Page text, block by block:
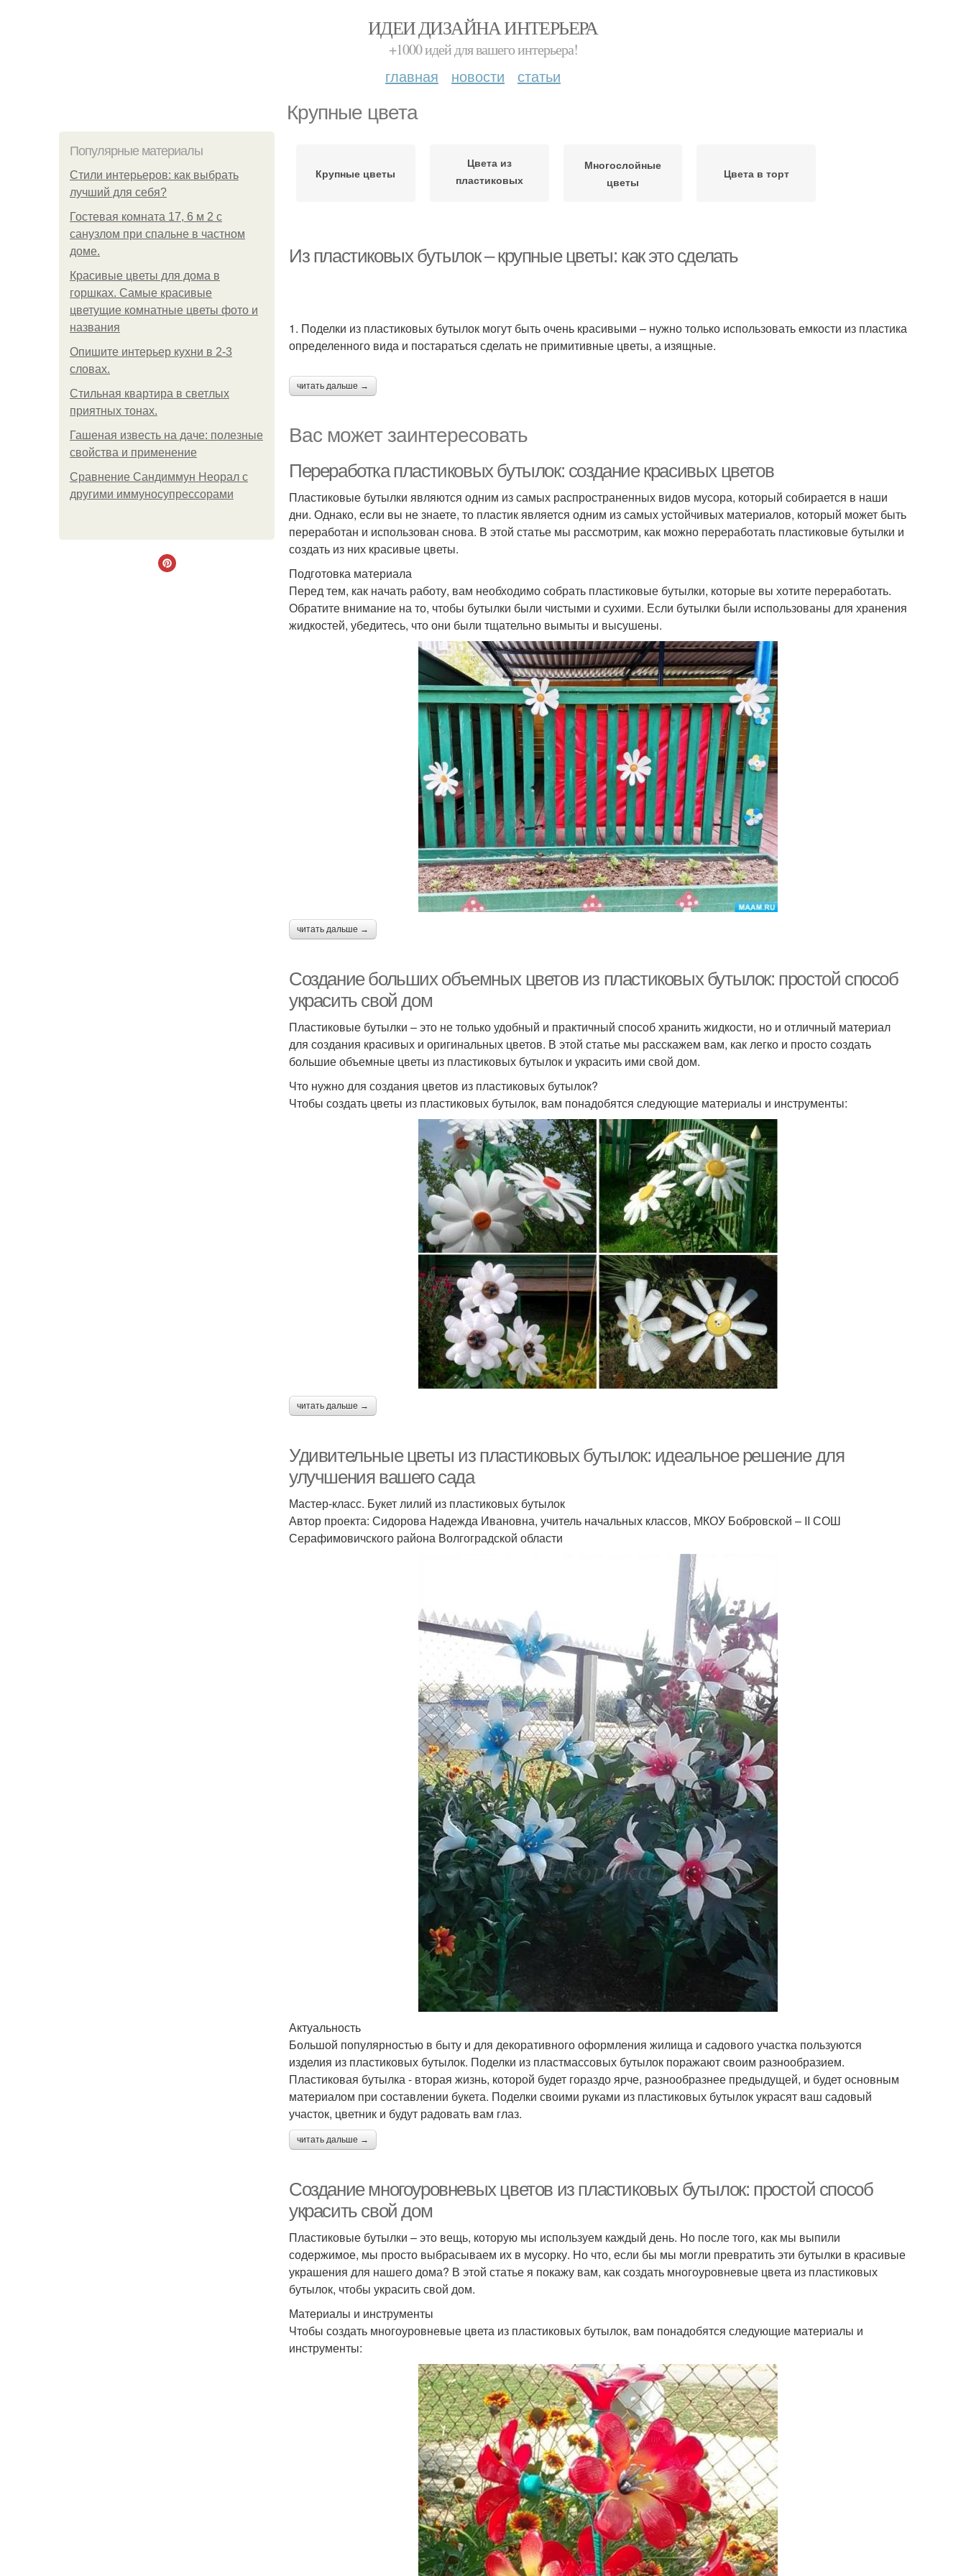
ИДЕИ ДИЗАЙНА ИНТЕРЬЕРА
+1000 идей для вашего интерьера!
главная новости статьи
Крупные цвета
Популярные материалы
Стили интерьеров: как выбрать
лучший для себя?
Гостевая комната 17, 6 м 2 с
санузлом при спальне в частном
доме.
Красивые цветы для дома в
горшках. Самые красивые
цветущие комнатные цветы фото и
названия
Опишите интерьер кухни в 2-3
словах.
Стильная квартира в светлых
приятных тонах.
Гашеная известь на даче: полезные
свойства и применение
Сравнение Сандиммун Неорал с
другими иммуносупрессорами
Крупные цветы
Цвета из
пластиковых
Многослойные
цветы
Цвета в торт
Из пластиковых бутылок – крупные цветы: как это сделать
1. Поделки из пластиковых бутылок могут быть очень красивыми – нужно только использовать емкости из пластика
определенного вида и постараться сделать не примитивные цветы, а изящные.
читать дальше →
Вас может заинтересовать
Переработка пластиковых бутылок: создание красивых цветов
Пластиковые бутылки являются одним из самых распространенных видов мусора, который собирается в наши
дни. Однако, если вы не знаете, то пластик является одним из самых устойчивых материалов, который может быть
переработан и использован снова. В этой статье мы рассмотрим, как можно переработать пластиковые бутылки и
создать из них красивые цветы.
Подготовка материала
Перед тем, как начать работу, вам необходимо собрать пластиковые бутылки, которые вы хотите переработать.
Обратите внимание на то, чтобы бутылки были чистыми и сухими. Если бутылки были использованы для хранения
жидкостей, убедитесь, что они были тщательно вымыты и высушены.
читать дальше →
Создание больших объемных цветов из пластиковых бутылок: простой способ
украсить свой дом
Пластиковые бутылки – это не только удобный и практичный способ хранить жидкости, но и отличный материал
для создания красивых и оригинальных цветов. В этой статье мы расскажем вам, как легко и просто создать
большие объемные цветы из пластиковых бутылок и украсить ими свой дом.
Что нужно для создания цветов из пластиковых бутылок?
Чтобы создать цветы из пластиковых бутылок, вам понадобятся следующие материалы и инструменты:
читать дальше →
Удивительные цветы из пластиковых бутылок: идеальное решение для
улучшения вашего сада
Мастер-класс. Букет лилий из пластиковых бутылок
Автор проекта: Сидорова Надежда Ивановна, учитель начальных классов, МКОУ Бобровской – ΙΙ СОШ
Серафимовичского района Волгоградской области
Актуальность
Большой популярностью в быту и для декоративного оформления жилища и садового участка пользуются
изделия из пластиковых бутылок. Поделки из пластмассовых бутылок поражают своим разнообразием.
Пластиковая бутылка - вторая жизнь, которой будет гораздо ярче, разнообразнее предыдущей, и будет основным
материалом при составлении букета. Поделки своими руками из пластиковых бутылок украсят ваш садовый
участок, цветник и будут радовать вам глаз.
читать дальше →
Создание многоуровневых цветов из пластиковых бутылок: простой способ
украсить свой дом
Пластиковые бутылки – это вещь, которую мы используем каждый день. Но после того, как мы выпили
содержимое, мы просто выбрасываем их в мусорку. Но что, если бы мы могли превратить эти бутылки в красивые
украшения для нашего дома? В этой статье я покажу вам, как создать многоуровневые цвета из пластиковых
бутылок, чтобы украсить свой дом.
Материалы и инструменты
Чтобы создать многоуровневые цвета из пластиковых бутылок, вам понадобятся следующие материалы и
инструменты: